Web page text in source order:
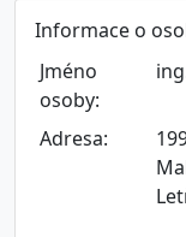
Informace o
Jméno
osoby:
Adresa: